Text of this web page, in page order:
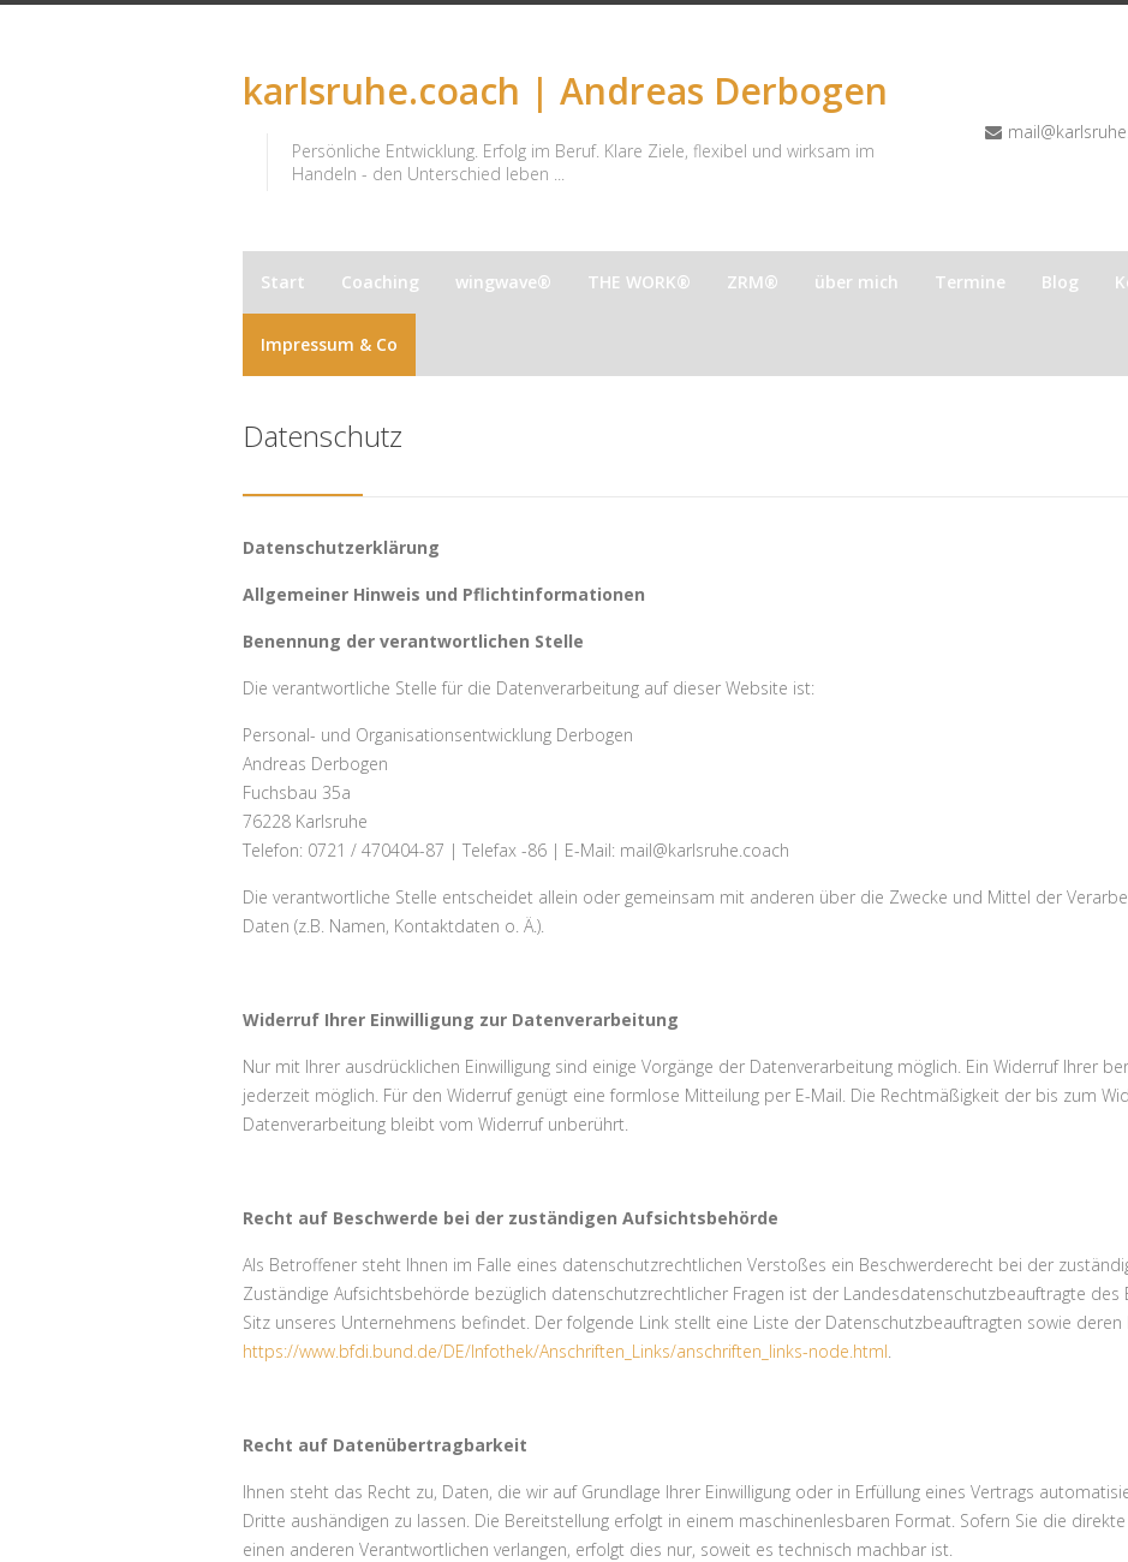
karlsruhe.coach | Andreas Derbogen
Persönliche Entwicklung. Erfolg im Beruf. Klare Ziele, flexibel und wirksam im
Handeln - den Unterschied leben ...
Start Coaching wingwave® THE WORK® ZRM® über mich Termine Blog
Impressum & Co
Datenschutz
Datenschutzerklärung
Allgemeiner Hinweis und Pflichtinformationen
Benennung der verantwortlichen Stelle
Die verantwortliche Stelle für die Datenverarbeitung auf dieser Website ist:
Personal- und Organisationsentwicklung Derbogen
Andreas Derbogen
Fuchsbau 35a
76228 Karlsruhe
Telefon: 0721 / 470404-87 | Telefax -86 | E-Mail: mail@karlsruhe.coach
Die verantwortliche Stelle entscheidet allein oder gemeinsam mit anderen über die Zwecke und Mittel der
Daten (z.B. Namen, Kontaktdaten o. Ä.).
Widerruf Ihrer Einwilligung zur Datenverarbeitung
Nur mit Ihrer ausdrücklichen Einwilligung sind einige Vorgänge der Datenverarbeitung möglich. Ein Widerruf Ihrer
jederzeit möglich. Für den Widerruf genügt eine formlose Mitteilung per E-Mail. Die Rechtmäßigkeit der bis zum
Datenverarbeitung bleibt vom Widerruf unberührt.
Recht auf Beschwerde bei der zuständigen Aufsichtsbehörde
Als Betroffener steht Ihnen im Falle eines datenschutzrechtlichen Verstoßes ein Beschwerderecht bei der
Zuständige Aufsichtsbehörde bezüglich datenschutzrechtlicher Fragen ist der Landesdatenschutzbeauftragte
Sitz unseres Unternehmens befindet. Der folgende Link stellt eine Liste der Datenschutzbeauftragten sowie
https://www.bfdi.bund.de/DE/Infothek/Anschriften_Links/anschriften_links-node.html.
Recht auf Datenübertragbarkeit
Ihnen steht das Recht zu, Daten, die wir auf Grundlage Ihrer Einwilligung oder in Erfüllung eines Vertrags
Dritte aushändigen zu lassen. Die Bereitstellung erfolgt in einem maschinenlesbaren Format. Sofern Sie die
einen anderen Verantwortlichen verlangen, erfolgt dies nur, soweit es technisch machbar ist.